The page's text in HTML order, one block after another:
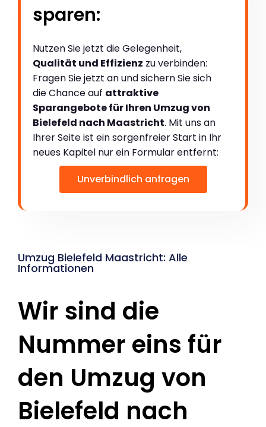
sparen:
Nutzen Sie jetzt die Gelegenheit,
Qualität und Effizienz zu verbinden:
Fragen Sie jetzt an und sichern Sie sich
die Chance auf attraktive
Sparangebote für Ihren Umzug von
Bielefeld nach Maastricht. Mit uns an
Ihrer Seite ist ein sorgenfreier Start in Ihr
neues Kapitel nur ein Formular entfernt:
Unverbindlich anfragen
Umzug Bielefeld Maastricht: Alle
Informationen
Wir sind die
Nummer eins für
den Umzug von
Bielefeld nach